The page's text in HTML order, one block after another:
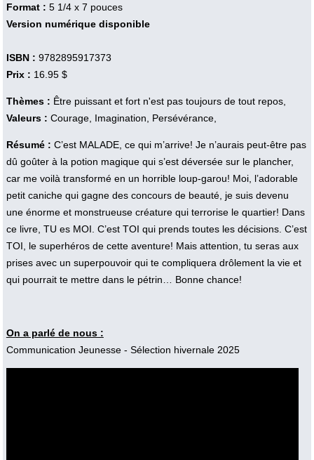
Format : 5 1/4 x 7 pouces
Version numérique disponible
ISBN : 9782895917373
Prix : 16.95 $
Thèmes : Être puissant et fort n'est pas toujours de tout repos,
Valeurs : Courage, Imagination, Persévérance,
Résumé : C’est MALADE, ce qui m’arrive! Je n’aurais peut-être pas
dû goûter à la potion magique qui s’est déversée sur le plancher,
car me voilà transformé en un horrible loup-garou! Moi, l’adorable
petit caniche qui gagne des concours de beauté, je suis devenu
une énorme et monstrueuse créature qui terrorise le quartier! Dans
ce livre, TU es MOI. C’est TOI qui prends toutes les décisions. C’est
TOI, le superhéros de cette aventure! Mais attention, tu seras aux
prises avec un superpouvoir qui te compliquera drôlement la vie et
qui pourrait te mettre dans le pétrin… Bonne chance!
On a parlé de nous :
Communication Jeunesse - Sélection hivernale 2025